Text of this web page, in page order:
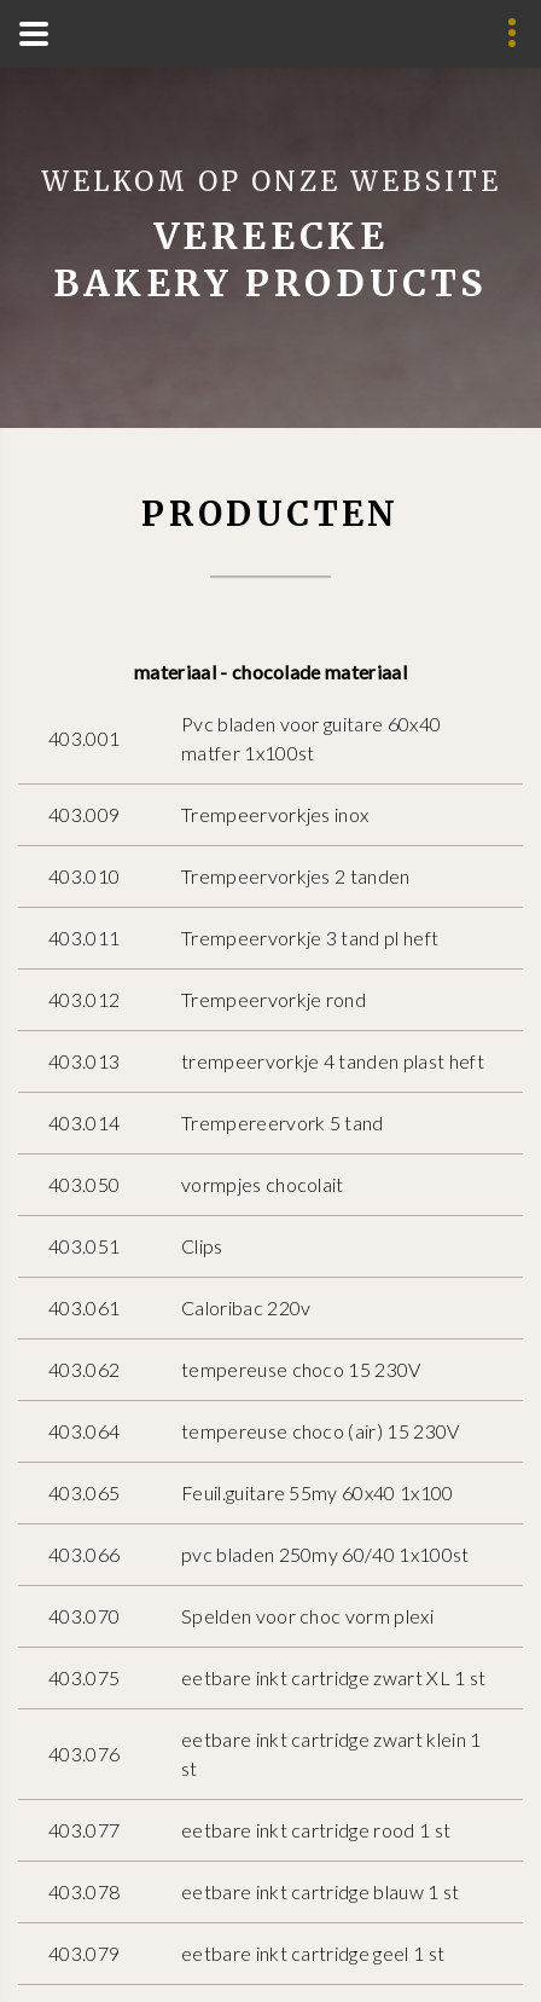
WELKOM OP ONZE WEBSITE
VEREECKE
BAKERY PRODUCTS
PRODUCTEN
materiaal - chocolade materiaal
403.001
Pvc bladen voor guitare 60x40
matfer 1x100st
403.009 Trempeervorkjes inox
403.010 Trempeervorkjes 2 tanden
403.011 Trempeervorkje 3 tand pl heft
403.012 Trempeervorkje rond
403.013 trempeervorkje 4 tanden plast heft
403.014 Trempereervork 5 tand
403.050 vormpjes chocolait
403.051 Clips
403.061 Caloribac 220v
403.062 tempereuse choco 15 230V
403.064 tempereuse choco (air) 15 230V
403.065 Feuil.guitare 55my 60x40 1x100
403.066 pvc bladen 250my 60/40 1x100st
403.070 Spelden voor choc vorm plexi
403.075 eetbare inkt cartridge zwart XL 1 st
403.076
eetbare inkt cartridge zwart klein 1
st
403.077 eetbare inkt cartridge rood 1 st
403.078 eetbare inkt cartridge blauw 1 st
403.079 eetbare inkt cartridge geel 1 st